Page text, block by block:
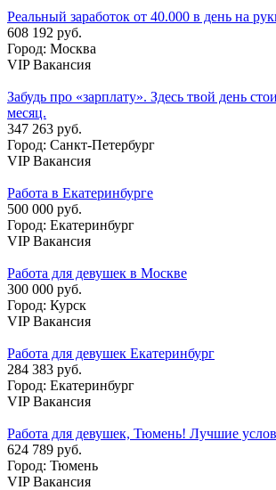
Реальный заработок от 40.000 в день на
608 192 руб.
Город: Москва
VIP Вакансия
Забудь про «зарплату». Здесь твой день
месяц.
347 263 руб.
Город: Санкт-Петербург
VIP Вакансия
Работа в Екатеринбурге
500 000 руб.
Город: Екатеринбург
VIP Вакансия
Работа для девушек в Москве
300 000 руб.
Город: Курск
VIP Вакансия
Работа для девушек Екатеринбург
284 383 руб.
Город: Екатеринбург
VIP Вакансия
Работа для девушек, Тюмень! Лучшие
624 789 руб.
Город: Тюмень
VIP Вакансия